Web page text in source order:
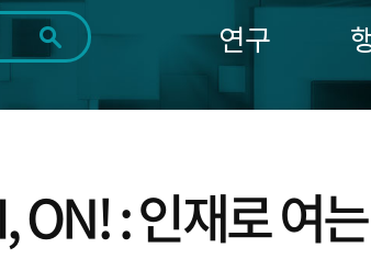
개월 3개월 1년
작
일
지
막
일
조회
연구
: 인재로 여